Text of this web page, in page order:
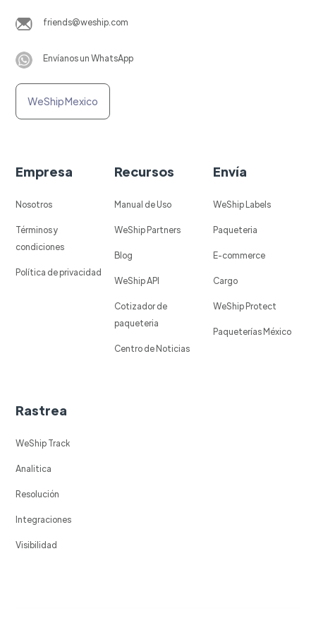
friends@weship.com
Envíanos un WhatsApp
WeShip Mexico
Empresa
Nosotros
Términos y
condiciones
Política de privacidad
Recursos
Manual de Uso
WeShip Partners
Blog
WeShip API
Cotizador de
paqueteria
Centro de Noticias
Envía
WeShip Labels
Paqueteria
E-commerce
Cargo
WeShip Protect
Paqueterías México
Rastrea
WeShip Track
Analitica
Resolución
Integraciones
Visibilidad